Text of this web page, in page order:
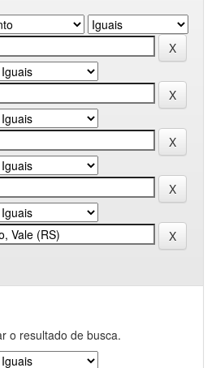
o resultado de busca.